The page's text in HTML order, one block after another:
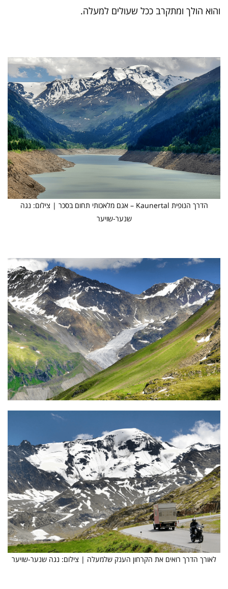
והוא הולך ומתקרב ככל שעולים למעלה.
הדרך הנופית Kaunertal – אגם מלאכותי תחום בסכר | צילום: נגה
שנער-שויער
לאורך הדרך רואים את הקרחון הענק שלמעלה | צילום: נגה שנער-שויער